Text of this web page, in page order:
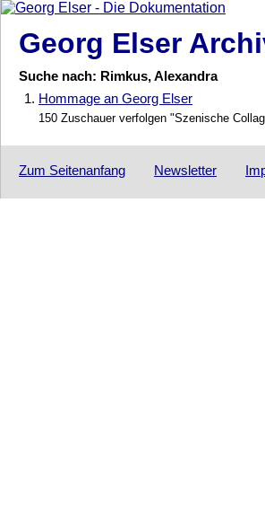
Georg Elser
Suche nach: Rimkus, Alexandra
1. Hommage an Georg Elser
150 Zuschauer verfolgen "Szenische
Zum Seitenanfang Newsletter